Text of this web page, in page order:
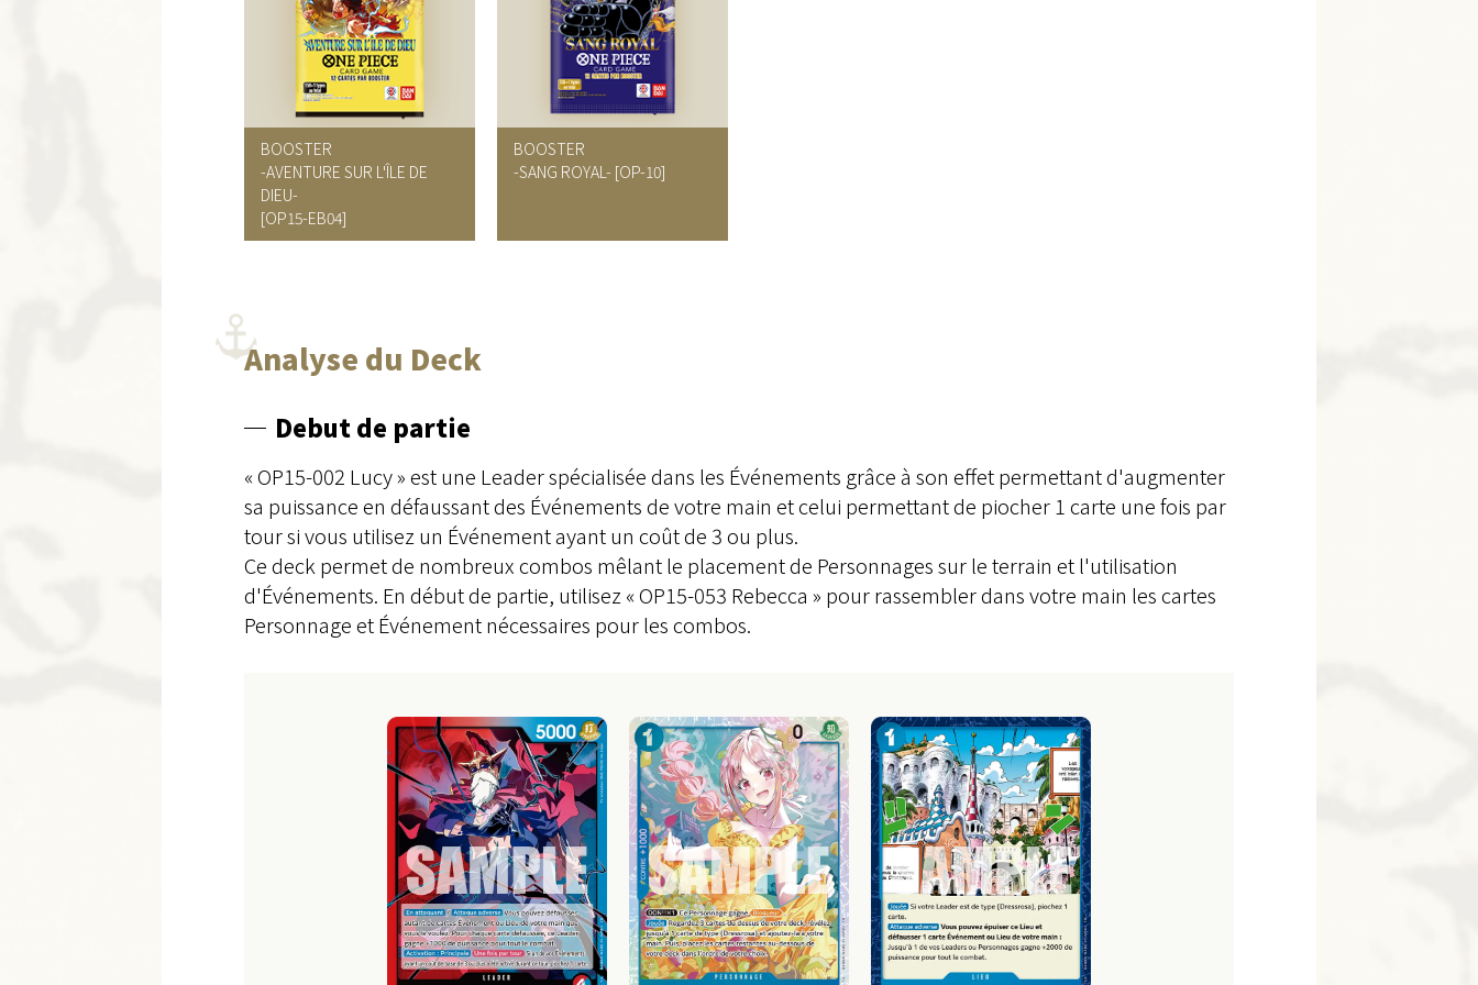
BOOSTER
-AVENTURE SUR L'ÎLE DE
DIEU-
[OP15-EB04]
BOOSTER
-SANG ROYAL- [OP-10]
Analyse du Deck
Debut de partie
« OP15-002 Lucy » est une Leader spécialisée dans les Événements grâce à son effet permettant d'augmenter
sa puissance en défaussant des Événements de votre main et celui permettant de piocher 1 carte une fois par
tour si vous utilisez un Événement ayant un coût de 3 ou plus.
Ce deck permet de nombreux combos mêlant le placement de Personnages sur le terrain et l'utilisation
d'Événements. En début de partie, utilisez « OP15-053 Rebecca » pour rassembler dans votre main les cartes
Personnage et Événement nécessaires pour les combos.